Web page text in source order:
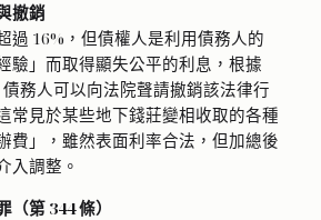
撤銷
過 16%，但債權人是利用債務人的
驗」而取得顯失公平的利息，根據
債務人可以向法院聲請撤銷該法律行
常見於某些地下錢莊變相收取的各種
費」，雖然表面利率合法，但加總後
入調整。
第 344 條）